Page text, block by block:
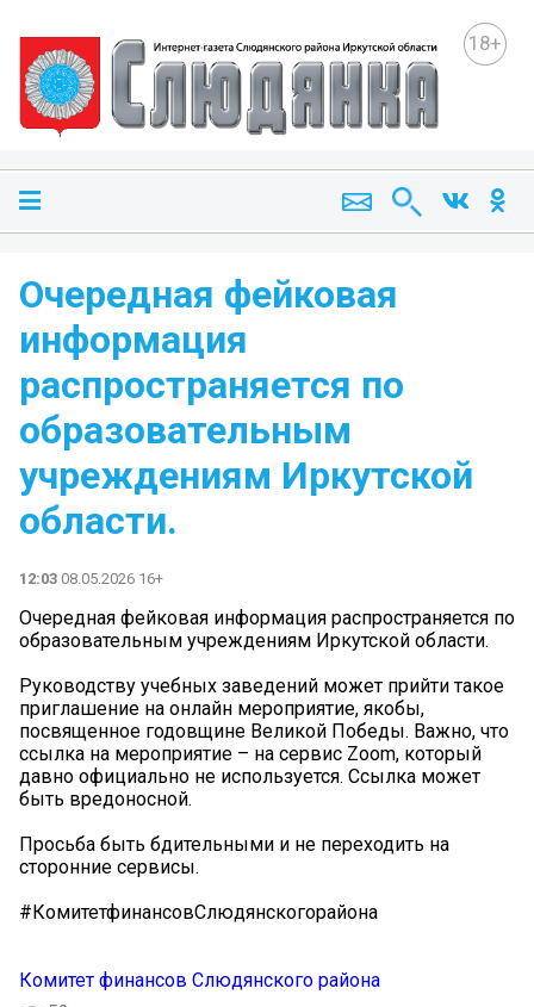
18+
Очередная фейковая
информация
распространяется по
образовательным
учреждениям Иркутской
области.
12:03 08.05.2026 16+
Очередная фейковая информация распространяется по
образовательным учреждениям Иркутской области.
Руководству учебных заведений может прийти такое
приглашение на онлайн мероприятие, якобы,
посвященное годовщине Великой Победы. Важно, что
ссылка на мероприятие – на сервис Zoom, который
давно официально не используется. Ссылка может
быть вредоносной.
Просьба быть бдительными и не переходить на
сторонние сервисы.
#КомитетфинансовСлюдянскогорайона
Комитет финансов Слюдянского района